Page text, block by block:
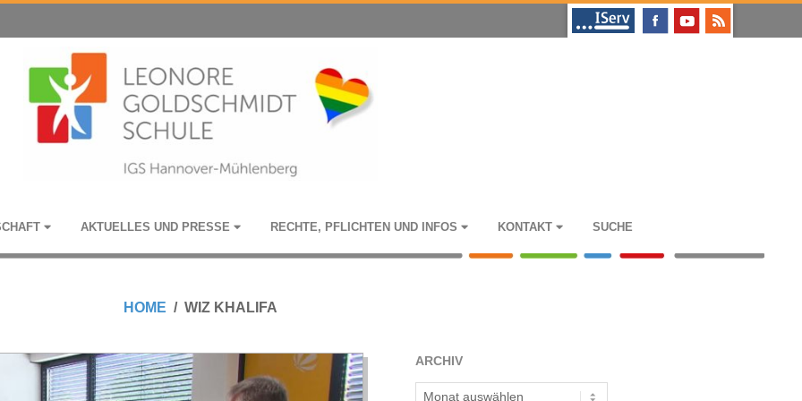
AKTU­EL­LES UND PRESSE RECHTE, PFLICH­TEN UND INFOS KON­TAKT SUCHE
HOME WIZ KHALIFA
ARCHIV
Archiv